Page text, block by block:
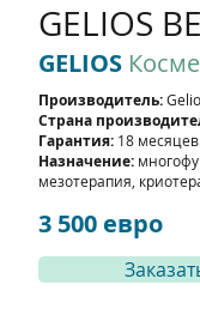
GELIOS
GELIOS
Производитель:
Страна
Гарантия: 18
Назначение:
мезотерапия,
3 500 евро